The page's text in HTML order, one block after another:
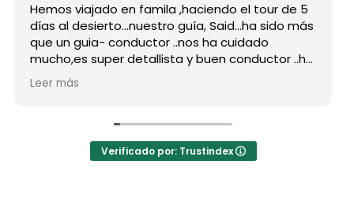
Hemos viajado en famila ,haciendo el tour de 5
días al desierto...nuestro guía, Said...ha sido más
que un guia- conductor ..nos ha cuidado
mucho,es super detallista y buen conductor ..ha
estado atento a todas nuestras peticiones y
nos ha enseñado muchos lugares
persona..Gracias Said.
En cuanto a la agencia,..súper agradecida a Mila
Leer más
Verificado por: Trustindex